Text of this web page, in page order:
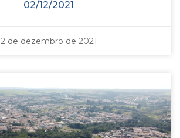
02/12/2021
2 de dezembro de 2021